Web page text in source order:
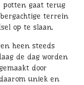
potten gaat terug
terrein
op te slaan.
heen steeds
de dag worden
door
uniek en